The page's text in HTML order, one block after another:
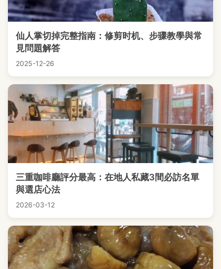
仙人掌切掉完整指南：修剪时机、步骤教學與常
見問題解答
2025-12-26
三重咖啡廳評分最高：在地人私藏3間必訪名單
與選店心法
2026-03-12